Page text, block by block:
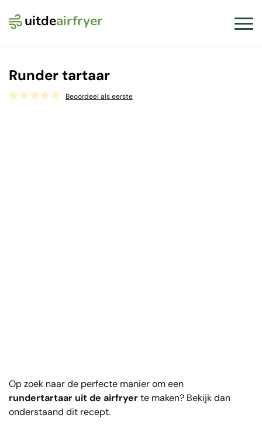
uitdeairfryerLogo Uit de Airfryer
Runder tartaar
Beoordeel als eerste
Op zoek naar de perfecte manier om een
rundertartaar uit de airfryerte maken? Bekijk dan
onderstaand dit recept.